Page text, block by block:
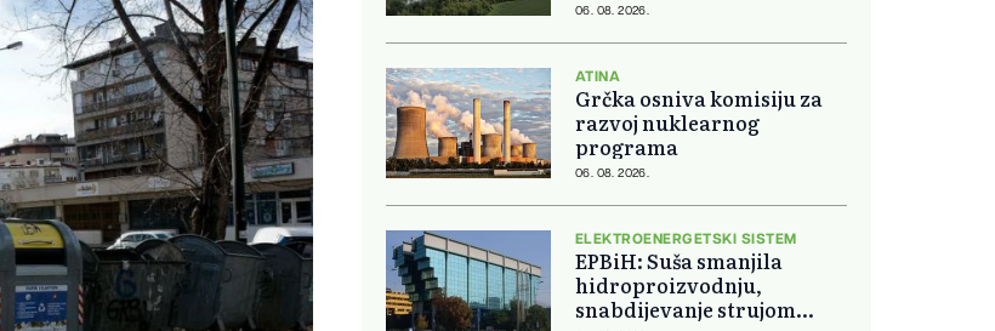
06. 08. 2026.
ATINA
Grčka osniva komisiju za
razvoj nuklearnog
programa
06. 08. 2026.
ELEKTROENERGETSKI SISTEM
EPBiH: Suša smanjila
hidroproizvodnju,
snabdijevanje strujom